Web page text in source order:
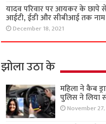
यादव परिवार पर आयकर के छापे
आईटी, ईडी और सीबीआई तक नाम
December 18, 2021
झोला उठा के
महिला ने कैब
पुलिस ने लिया
November